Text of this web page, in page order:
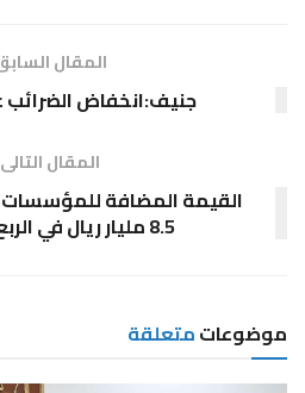
المقال
جنيف:انخفاض الضرائب
المقال التالى
القيمة المضافة للمؤسسات
8.5 مليار ريال في الربع الثالث 2024
موضوعاتمتعلقة